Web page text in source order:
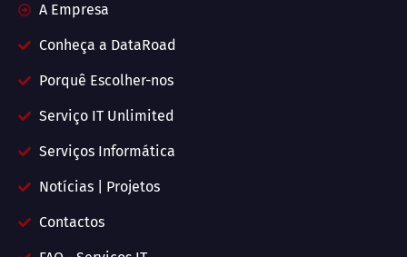
A Empresa
Conheça a DataRoad
Porquê Escolher-nos
Serviço IT Unlimited
Serviços Informática
Notícias | Projetos
Contactos